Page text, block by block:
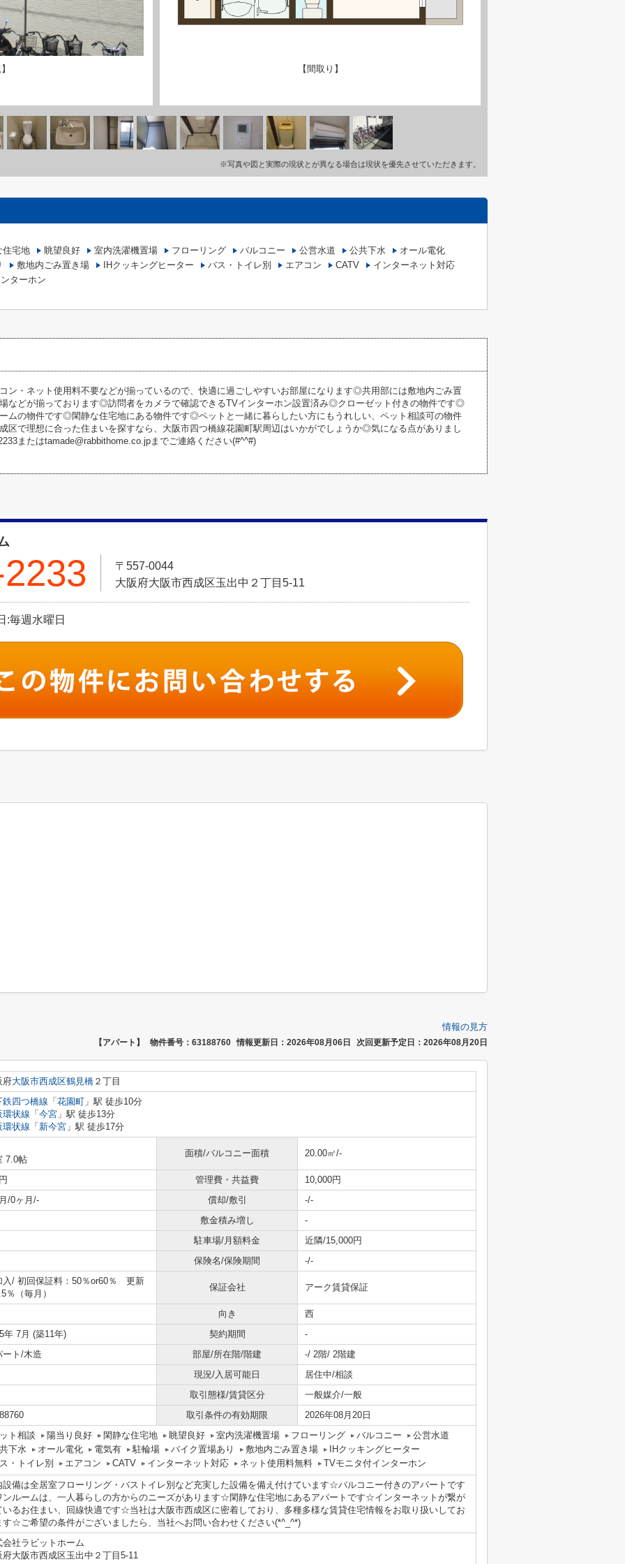
【間取り】
※写真や図と実際の現状とが異なる場合は現状を優先させていただきます。
住宅地 眺望良好 室内洗濯機置場 フローリング バルコニー 公営水道 公共下水
オール電化
敷地内ごみ置き場 IHクッキングヒーター バス・トイレ別 エアコン CATV
インターネット対応
ターホン
ン・ネット使用料不要などが揃っているので、快適に過ごしやすいお部屋になります◎共用部には敷地内ごみ置
などが揃っております◎訪問者をカメラで確認できるTVインターホン設置済み◎クローゼット付きの物件です◎
ムの物件です◎閑静な住宅地にある物件です◎ペットと一緒に暮らしたい方にもうれしい、ペット相談可の物件
区で理想に合った住まいを探すなら、大阪市四つ橋線花園町駅周辺はいかがでしょうか◎気になる点がありまし
またはtamade@rabbithome.co.jpまでご連絡ください(#^^#)
〒557-0044
大阪府大阪市西成区玉出中２丁目5-11
:毎週水曜日
情報の見方
【アパート】 物件番号：63188760 情報更新日：2026年08月06日 次回更新予定日：2026年08月20日
府大阪市西成区鶴見橋 ２丁目
鉄四つ橋線 「 花園町 」駅 徒歩10分
環状線 「 今宮 」駅 徒歩13分
環状線 「 新今宮 」駅 徒歩17分
7.0帖
面積/バルコニー面積 20.00㎡/-
管理費・共益費
10,000円
/0ヶ月/-
償却/敷引
-/-
敷金積み増し
-
駐車場/月額料金
近隣/15,000円
保険名/保険期間
-/-
入/ 初回保証料：50％or60％ 更新
％（毎月）
保証会社 アーク賃貸保証
向き
西
年 7月 (築11年)
契約期間
-
ート/木造
部屋/所在階/階建
-/ 2階/ 2階建
現況/入居可能日
居住中/相談
取引態様/賃貸区分
一般媒介/一般
取引条件の有効期限
2026年08月20日
ト相談
陽当り良好 閑静な住宅地 眺望良好 室内洗濯機置場 フローリング バルコニー
公営水道
下水
オール電化 電気有 駐輪場 バイク置場あり 敷地内ごみ置き場
IHクッキングヒーター
・トイレ別
エアコン CATV インターネット対応 ネット使用料無料 TVモニタ付インターホン
設備は全居室フローリング・バストイレ別など充実した設備を備え付けています☆バルコニー付きのアパートです
ルームは、一人暮らしの方からのニーズがあります☆閑静な住宅地にあるアパートです☆インターネットが繋が
いるお住まい、回線快適です☆当社は大阪市西成区に密着しており、多種多様な賃貸住宅情報をお取り扱いしてお
す☆ご希望の条件がございましたら、当社へお問い合わせください(*^_^*)
会社ラビットホーム
府大阪市西成区玉出中２丁目5-11